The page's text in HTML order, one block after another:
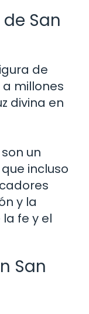
San
de
millones
divina en
un
incluso
y la
fe y el
San